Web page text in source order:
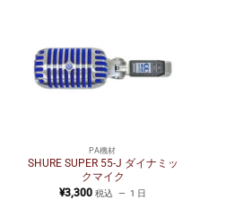
PA機材
SHURE SUPER 55-J ダイナミッ
クマイク
¥3,300 税込 1 日